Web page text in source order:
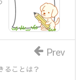
ることは？
Prev